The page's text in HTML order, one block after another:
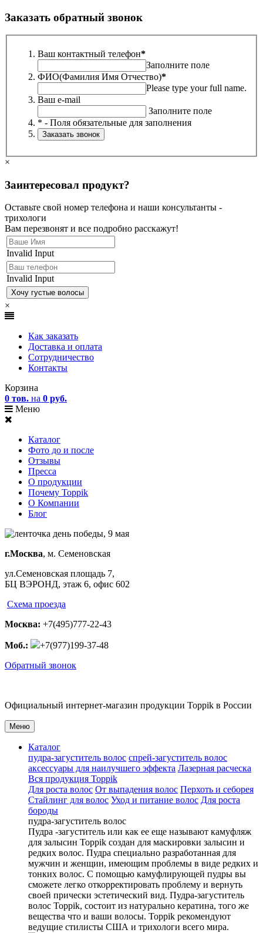
Заказать обратный звонок
Ваш контактный телефон*
Заполните поле
ФИО(Фамилия Имя Отчество)*
Please type your full name.
Ваш e-mail
Заполните поле
* - Поля обязательные для заполнения
×
Заинтересовал продукт?
Оставьте свой номер телефона и наши консультанты -
трихологи
Вам перезвонят и все подробно расскажут!
Invalid Input
Invalid Input
×
Как заказать
Доставка и оплата
Сотрудничество
Контакты
Корзина
0 тов. на 0 руб.
Меню
Каталог
Фото до и после
Отзывы
Пресса
О продукции
Почему Toppik
О Компании
Блог
г.Москва, м. Семеновская
ул.Семеновская площадь 7,
БЦ ВЭРОНД, этаж 6, офис 602
Схема проезда
Москва: +7(495)777-22-43
Моб.:
+7(977)199-37-48
Обратный звонок
Официальный интернет-магазин продукции Toppik в России
Меню
Каталог
пудра-загуститель волос спрей-загуститель волос
аксеcсуары для наилучшего эффекта Лазерная расческа
Вся продукция Toppik
Для роста волос От выпадения волос Перхоть и себорея
Стайлинг для волос Уход и питание волос Для роста
бороды
пудра-загуститель волос
Пудра -загуститель или как ее еще называют камуфляж
для залысин Toppik создан для маскировки залысин и
редких волос. Пудра специально разработанная для
мужчин и женщин, имеющим проблемы в виде редких и
тонких волос. С помощью камуфлирующей пудры вы
сможете легко откорректировать проблему и вернуть
своей прически эстетический вид. Пудра-загуститель
волос Toppik, состоит из натурально кератина, того же
вещества что и ваши волосы. Toppik рекомендуют
ведущие стилисты США и трихологи всего мира.